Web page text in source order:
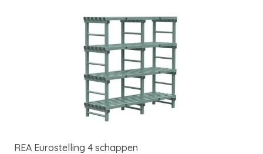
REA Eurostelling 4 schappen